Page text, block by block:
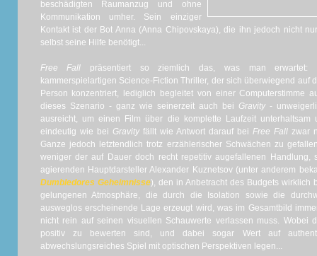
beschädigten Raumanzug und ohne
Kommunikation umher. Sein einziger
Kontakt ist der Bot Anna (Anna Chipovskaya), die ihn jedoch nicht
selbst seine Hilfe benötigt...
Free Fall präsentiert so ziemlich das, was man erwartet:
kammerspielartigen Science-Fiction Thriller, der sich überwiegend auf
Person konzentriert, lediglich begleitet von einer Computerstimme
dieses Szenario - ganz wie seinerzeit auch bei Gravity -
ausreicht, um einen Film über die komplette Laufzeit
eindeutig wie bei Gravity fällt wie Antwort darauf beiFree Fall zwar
Ganze jedoch letztendlich trotz erzählerischer Schwächen zu
weniger der auf Dauer doch recht repetitiv augefallenen Handlung,
agierenden Hauptdarsteller Alexander Kuznetsov (unter anderem
Dumbledores Geheimnisse), den in Anbetracht des Budgets wirklich
gelungenen Atmosphäre, die durch die Isolation sowie die
ausweglos erscheinende Lage erzeugt wird, was im Gesamtbild
nicht rein auf seinen visuellen Schauwerte verlassen muss. Wobei
positiv zu bewerten sind, und dabei sogar Wert auf
abwechslungsreiches Spiel mit optischen Perspektiven legen...